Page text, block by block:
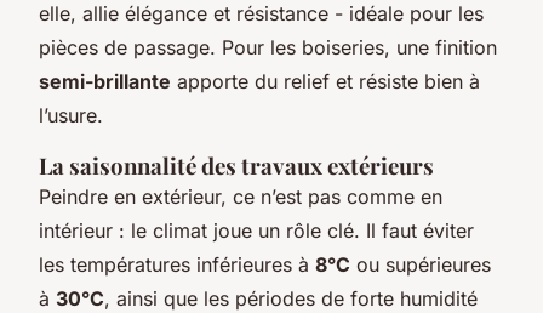
elle, allie élégance et résistance - idéale pour les
pièces de passage. Pour les boiseries, une finition
semi-brillante apporte du relief et résiste bien à
l’usure.
La saisonnalité des travaux extérieurs
Peindre en extérieur, ce n’est pas comme en
intérieur : le climat joue un rôle clé. Il faut éviter
les températures inférieures à 8°C ou supérieures
à 30°C, ainsi que les périodes de forte humidité